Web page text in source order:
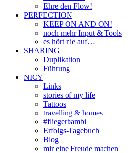
Ehre den Flow!
PERFECTION
KEEP ON AND ON!
noch mehr Input & Tools
es hört nie auf…
SHARING
Duplikation
Führung
NICY
Links
stories of my life
Tattoos
travelling & homes
#fliegerbambi
Erfolgs-Tagebuch
Blog
mir eine Freude machen